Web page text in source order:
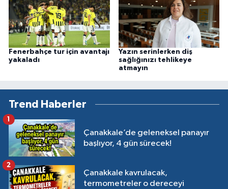
Fenerbahçe tur için avantajı
yakaladı
Yazın serinlerken diş
sağlığınızı tehlikeye
atmayın
Trend Haberler
Çanakkale’de geleneksel panayır
başlıyor, 4 gün sürecek!
1
Çanakkale kavrulacak,
termometreler o dereceyi
2